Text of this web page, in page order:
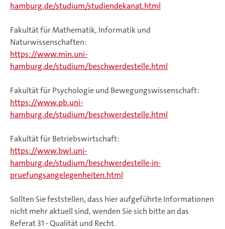
hamburg.de/studium/studiendekanat.html
Fakultät für Mathematik, Informatik und
Naturwissenschaften:
https://www.min.uni-
hamburg.de/studium/beschwerdestelle.html
Fakultät für Psychologie und Bewegungswissenschaft:
https://www.pb.uni-
hamburg.de/studium/beschwerdestelle.html
Fakultät für Betriebswirtschaft:
https://www.bwl.uni-
hamburg.de/studium/beschwerdestelle-in-
pruefungsangelegenheiten.html
Sollten Sie feststellen, dass hier aufgeführte Informationen
nicht mehr aktuell sind, wenden Sie sich bitte an das
Referat 31 - Qualität und Recht.